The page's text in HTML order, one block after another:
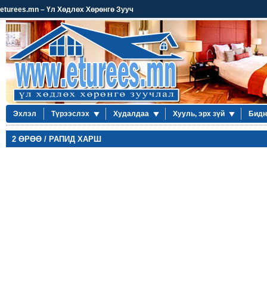
eturees.mn – Үл Хөдлөх Хөрөнгө Зууч
Эхлэл Түрээслэх Худалдаа Хууль, эрх зүй
2 ӨРӨӨ / РАПИД ХАРШ